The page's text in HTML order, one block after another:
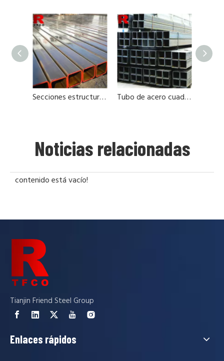
Secciones estructurales huecas cuadradas Tubo de acero cuadrado de alta calidad
Noticias relacionadas
contenido está vacío!
Tianjin Friend Steel Group
Enlaces rápidos